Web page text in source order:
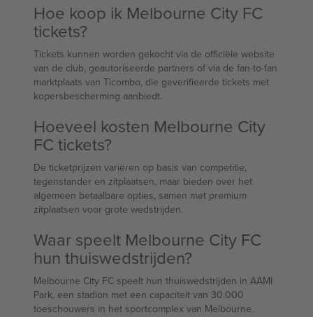
Hoe koop ik Melbourne City FC
tickets?
Tickets kunnen worden gekocht via de officiële website
van de club, geautoriseerde partners of via de fan-to-fan
marktplaats van Ticombo, die geverifieerde tickets met
kopersbescherming aanbiedt.
Hoeveel kosten Melbourne City
FC tickets?
De ticketprijzen variëren op basis van competitie,
tegenstander en zitplaatsen, maar bieden over het
algemeen betaalbare opties, samen met premium
zitplaatsen voor grote wedstrijden.
Waar speelt Melbourne City FC
hun thuiswedstrijden?
Melbourne City FC speelt hun thuiswedstrijden in AAMI
Park, een stadion met een capaciteit van 30.000
toeschouwers in het sportcomplex van Melbourne.